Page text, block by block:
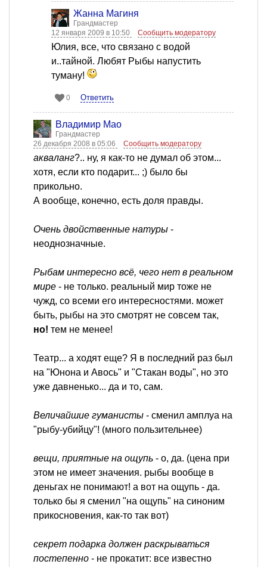
Жанна Магиня
Грандмастер
12 января 2009 в 10:50
Сообщить модератору
Юлия, все, что связано с водой
и..тайной. Любят Рыбы напустить
туману!
0 Ответить
Владимир Мао
Грандмастер
26 декабря 2008 в 05:06
Сообщить модератору
акваланг?.. ну, я как-то не думал об этом...
хотя, если кто подарит... ;) было бы
прикольно.
А вообще, конечно, есть доля правды.
Очень двойственные натуры -
неоднозначные.
Рыбам интересно всё, чего нет в реальном
мире - не только. реальный мир тоже не
чужд, со всеми его интересностями. может
быть, рыбы на это смотрят не совсем так,
но! тем не менее!
Театр... а ходят еще? Я в последний раз был
на "Юнона и Авось" и "Стакан воды", но это
уже давненько... да и то, сам.
Величайшие гуманисты - сменил амплуа на
"рыбу-убийцу"! (много пользительнее)
вещи, приятные на ощупь - о, да. (цена при
этом не имеет значения. рыбы вообще в
деньгах не понимают! а вот на ощупь - да.
только бы я сменил "на ощупь" на синоним
прикосновения, как-то так вот)
секрет подарка должен раскрываться
постепенно - не прокатит: все известно